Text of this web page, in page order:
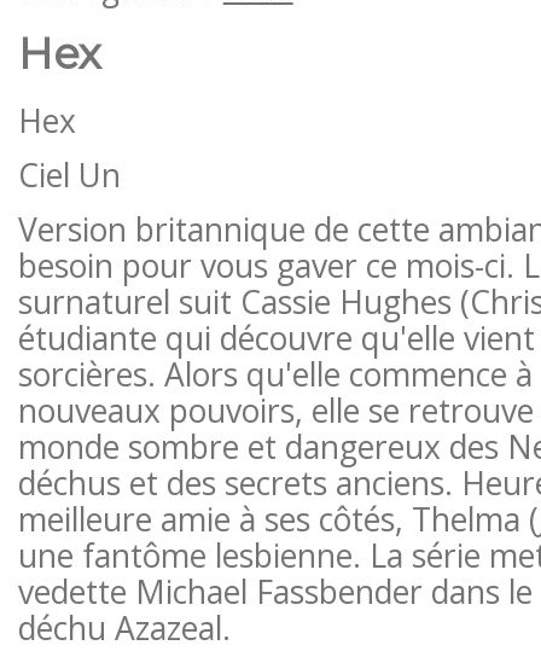
Hex
Hex
Ciel Un
Version britannique de cette
besoin pour vous gaver ce mois-ci.
surnaturel suit Cassie Hughes
étudiante qui découvre qu'elle
sorcières. Alors qu'elle commence
nouveaux pouvoirs, elle se
monde sombre et dangereux des
déchus et des secrets anciens.
meilleure amie à ses côtés, Thelma
une fantôme lesbienne. La série
vedette Michael Fassbender dans
déchu Azazeal.